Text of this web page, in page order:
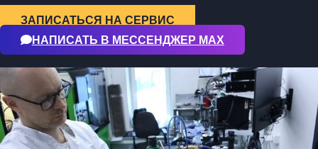
ЗАПИСАТЬСЯ НА СЕРВИС
НАПИСАТЬ В МЕССЕНДЖЕР МАХ